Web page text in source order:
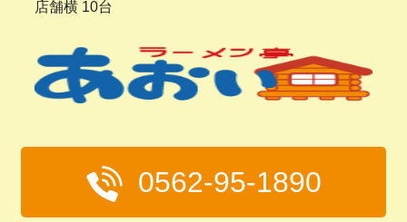
店舗横 10台
0562-95-1890